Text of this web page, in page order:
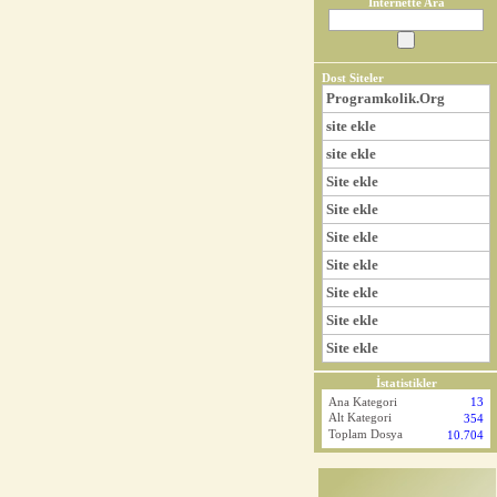
Dost Siteler
Programkolik.Org
site ekle
site ekle
Site ekle
Site ekle
Site ekle
Site ekle
Site ekle
Site ekle
Site ekle
İstatistikler
Ana Kategori
13
Alt Kategori
354
Toplam Dosya 10.704